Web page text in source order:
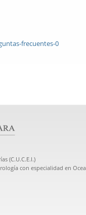
frecuentes-0
(C.U.C.E.I.)
con especialidad en